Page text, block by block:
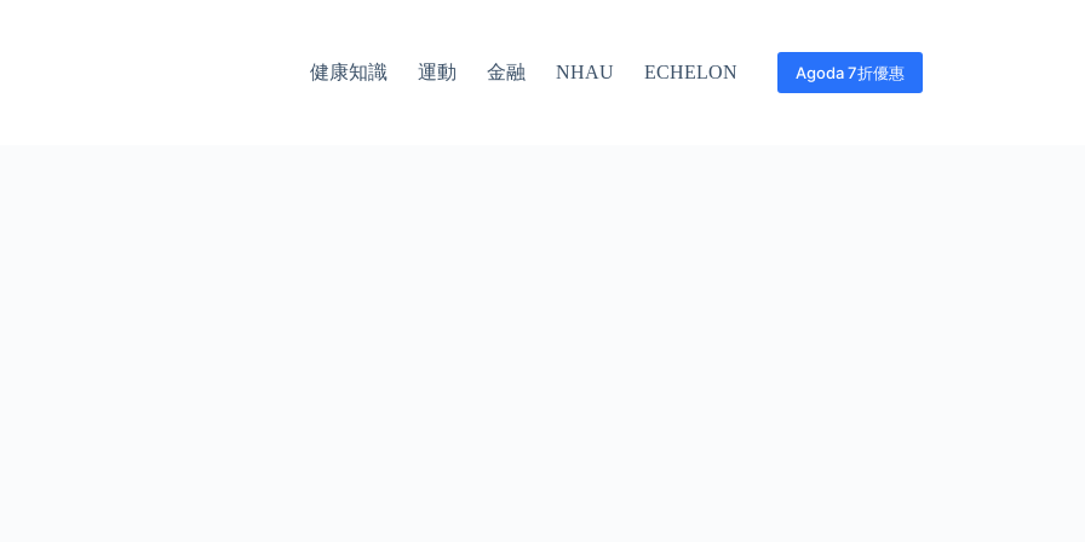
健康知識 運動 金融 NHAU ECHELON Agoda 7折優惠